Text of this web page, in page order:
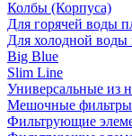
Колбы (Корпуса)
Для горячей воды
Для холодной воды
Big Blue
Slim Line
Универсальные из
Мешочные фильтры
Фильтрующие